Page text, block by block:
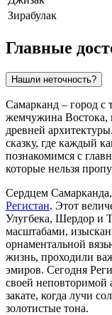
Зирабулак
Главные
Нашли неточность?
Самарканд – город с
жемчужина Востока,
древней
сказку, где каждый
познакомимся с
которые нельзя
Сердцем Самарканда,
Регистан. Этот
Улугбека, Шердор и
масштабами,
орнаментальной
жизнь, проходили
эмиров. Сегодня
своей неповторимой
закате, когда лучи
золотистые тона.